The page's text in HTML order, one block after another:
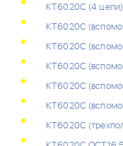
КТ6020С (4 цепи)
КТ6020С
КТ6020С
КТ6020С
КТ6020С
КТ6020С
КТ6020С